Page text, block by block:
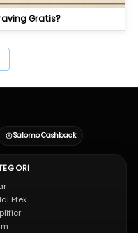
Gratis?
Salomo Cashback
Efek